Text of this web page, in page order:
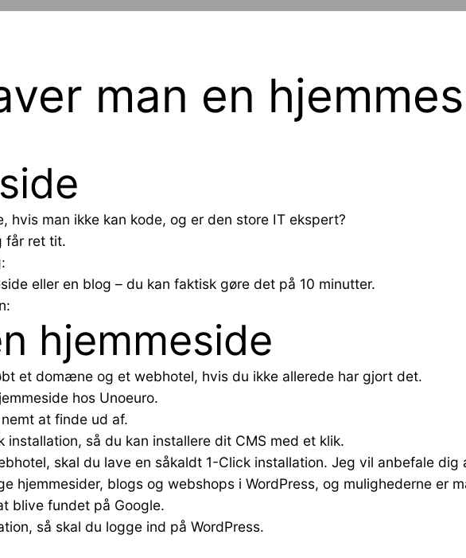
man en
hvis man ikke kan kode, og er den store IT ekspert?
får ret tit.
eller en blog – du kan faktisk gøre det på 10 minutter.
hjemmeside
et domæne og et webhotel, hvis du ikke allerede har gjort det.
hos Unoeuro.
at finde ud af.
så du kan installere dit CMS med et klik.
skal du lave en såkaldt 1-Click installation. Jeg vil anbefale dig
hjemmesider, blogs og webshops i WordPress, og mulighederne er
blive fundet på Google.
så skal du logge ind på WordPress.